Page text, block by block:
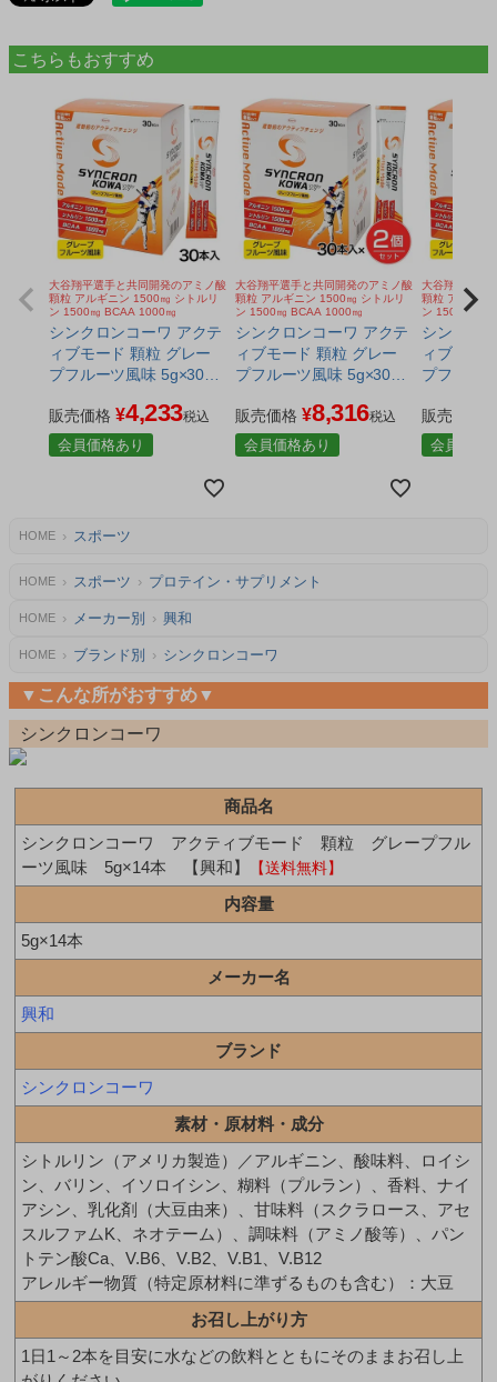
こちらもおすすめ
大谷翔平選手と共同開発のアミノ酸
顆粒 アルギニン 1500㎎ シトルリ
ン 1500㎎ BCAA 1000㎎
シンクロンコーワ アクテ
ィブモード 顆粒 グレー
プフルーツ風味 5g×30本
4月30日まで [大谷翔平選
手共同開発/アミノ酸顆
粒]
販売価格 ¥4,233税込
会員価格あり
大谷翔平選手と共同開発のアミノ酸
顆粒 アルギニン 1500㎎ シトルリ
ン 1500㎎ BCAA 1000㎎
シンクロンコーワ アクテ
ィブモード 顆粒 グレー
プフルーツ風味 5g×30本
期限2027年4月30日まで
[大谷翔平選手共同開発/
アミノ酸顆粒]
販売価格 ¥8,316税込
会員価格あり
大谷翔平選手
顆粒 アルギニ
ン 1500㎎
シンクロ
ィブモー
プフルー
期限2027
[大谷翔平
アミノ酸
販売価格
会員価格
HOME スポーツ
HOME スポーツ プロテイン・サプリメント
HOME メーカー別 興和
HOME ブランド別 シンクロンコーワ
▼こんな所がおすすめ▼
シンクロンコーワ
商品名
シンクロンコーワ アクティブモード 顆粒 グレープフル
ーツ風味 5g×14本 【興和】
【送料無料】
内容量
5g×14本
メーカー名
興和
ブランド
シンクロンコーワ
素材・原材料・成分
シトルリン（アメリカ製造）／アルギニン、酸味料、ロイシ
ン、バリン、イソロイシン、糊料（プルラン）、香料、ナイ
アシン、乳化剤（大豆由来）、甘味料（スクラロース、アセ
スルファムK、ネオテーム）、調味料（アミノ酸等）、パン
トテン酸Ca、V.B6、V.B2、V.B1、V.B12
アレルギー物質（特定原材料に準ずるものも含む）：大豆
お召し上がり方
1日1～2本を目安に水などの飲料とともにそのままお召し上